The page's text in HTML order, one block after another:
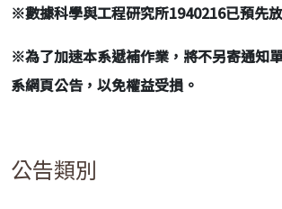
※數據科學與工程研究所1940216已預先
※為了加速本系遞補作業，將不另寄通知
系網頁公告，以免權益受損。
公告類別